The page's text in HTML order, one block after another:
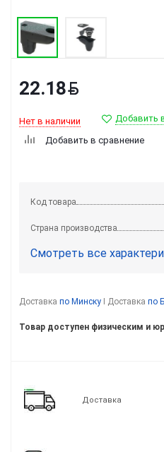
22.18
Нет в наличии Добавить
Добавить в сравнение
Код товара
Страна производства
Смотреть все
Доставка по Минску I Доставка по
Товар доступен физическим и
Доставка